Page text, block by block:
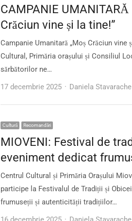
CAMPANIE
Crăciun vine și la tine!”
Campanie Umanitară „Moș Crăciun vine
Cultural, Primăria orașului și Consiliul
sărbătorilor ne…
17 decembrie 2025
Author
Daniela Stavarache
Cultură Recomandări
MIOVENI: Festival de
eveniment dedicat
Centrul Cultural și Primăria Orașului
participe la Festivalul de Tradiții și
frumuseții și autenticității tradițiilor…
Author